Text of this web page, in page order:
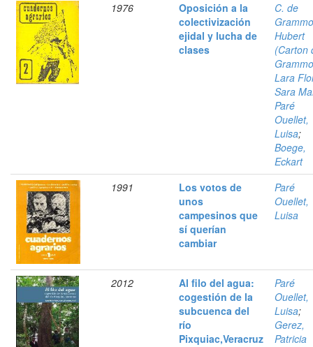
1976
Oposición a la
colectivización
ejidal y lucha de
clases
C. de
Hubert
(Carton
Lara
Sara
Paré
Ouellet,
Luisa;
Boege,
Eckart
1991
Los votos de
unos
campesinos que
sí querían
cambiar
Paré
Ouellet,
Luisa
2012
Al filo del agua:
cogestión de la
subcuenca del
río
Pixquiac,Veracruz
Paré
Ouellet,
Luisa;
Gerez,
Patricia